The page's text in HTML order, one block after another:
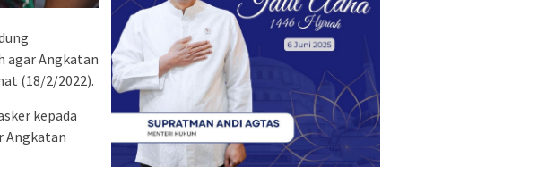
agar Angkatan
(18/2/2022).
kepada
Angkatan